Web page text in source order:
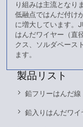
り組みは主流となり
低融点ではんだ付け
に増大しています。
はんだワイヤー（直
クス、ソルダペース
ます。
製品リスト
鉛フリーはんだ線
鉛入りはんだワ